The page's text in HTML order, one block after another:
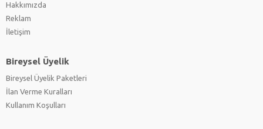
Hakkımızda
Reklam
İletişim
Bireysel Üyelik
Bireysel Üyelik Paketleri
İlan Verme Kuralları
Kullanım Koşulları